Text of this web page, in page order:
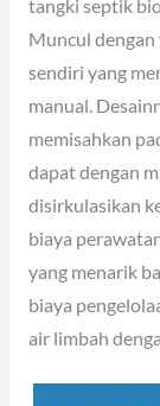
tangki septik
Muncul
sendiri yang
manual.
memisahkan
dapat dengan
disirkulasikan
biaya
yang menarik
biaya
air limbah